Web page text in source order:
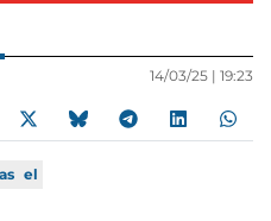
14/03/25 | 19:23
el